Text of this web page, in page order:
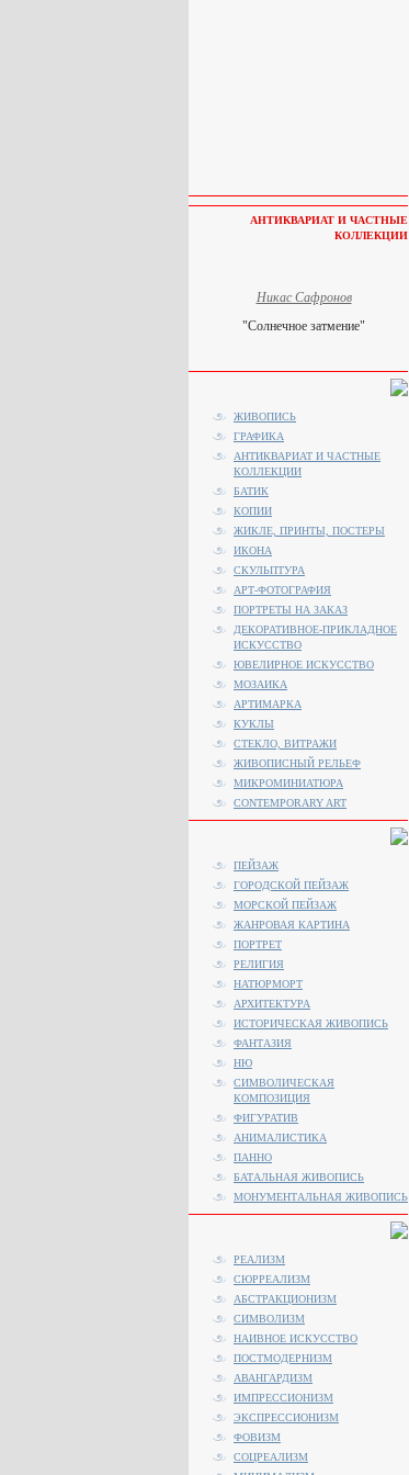
АНТИКВАРИАТ И ЧАСТНЫЕ
КОЛЛЕКЦИИ
Никас Сафронов
"Солнечное затмение"
ЖИВОПИСЬ
ГРАФИКА
АНТИКВАРИАТ И ЧАСТНЫЕ
КОЛЛЕКЦИИ
БАТИК
КОПИИ
ЖИКЛЕ, ПРИНТЫ, ПОСТЕРЫ
ИКОНА
СКУЛЬПТУРА
АРТ-ФОТОГРАФИЯ
ПОРТРЕТЫ НА ЗАКАЗ
ДЕКОРАТИВНОЕ-ПРИКЛАДНОЕ
ИСКУССТВО
ЮВЕЛИРНОЕ ИСКУССТВО
МОЗАИКА
АРТИМАРКА
КУКЛЫ
СТЕКЛО, ВИТРАЖИ
ЖИВОПИСНЫЙ РЕЛЬЕФ
МИКРОМИНИАТЮРА
CONTEMPORARY ART
ПЕЙЗАЖ
ГОРОДСКОЙ ПЕЙЗАЖ
МОРСКОЙ ПЕЙЗАЖ
ЖАНРОВАЯ КАРТИНА
ПОРТРЕТ
РЕЛИГИЯ
НАТЮРМОРТ
АРХИТЕКТУРА
ИСТОРИЧЕСКАЯ ЖИВОПИСЬ
ФАНТАЗИЯ
НЮ
СИМВОЛИЧЕСКАЯ
КОМПОЗИЦИЯ
ФИГУРАТИВ
АНИМАЛИСТИКA
ПАННО
БАТАЛЬНАЯ ЖИВОПИСЬ
МОНУМЕНТАЛЬНАЯ ЖИВОПИСЬ
РЕАЛИЗМ
СЮРРЕАЛИЗМ
АБСТРАКЦИОНИЗМ
СИМВОЛИЗМ
НАИВНОЕ ИСКУССТВО
ПОСТМОДЕРНИЗМ
АВАНГАРДИЗМ
ИМПРЕССИОНИЗМ
ЭКСПРЕССИОНИЗМ
ФОВИЗМ
СОЦРЕАЛИЗМ